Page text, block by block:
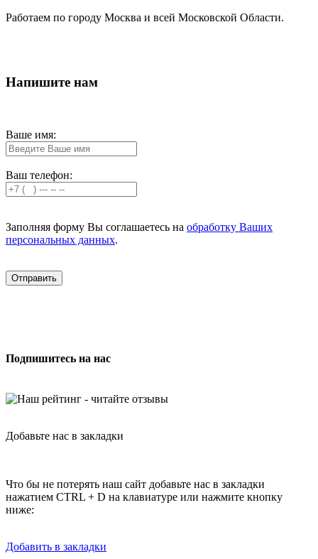
Работаем по городу Москва и всей Московской Области.
Напишите нам
Ваше имя:
Ваш телефон:
Заполняя форму Вы соглашаетесь на обработку Ваших
персональных данных.
Отправить
Подпишитесь на нас
Добавьте нас в закладки
Что бы не потерять наш сайт добавьте нас в закладки
нажатием CTRL + D на клавиатуре или нажмите кнопку
ниже:
Добавить в закладки